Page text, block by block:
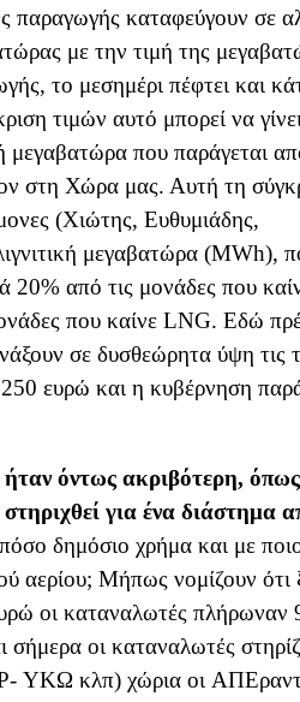
καταφεύγουν σε
με την τιμή της
το μεσημέρι πέφτει και
τιμών αυτό μπορεί να
μεγαβατώρα που παράγεται
στη Χώρα μας. Αυτή τη
(Χιώτης, Ευθυμιάδης,
μεγαβατώρα (MWh),
20% από τις μονάδες που
που καίνε LNG. Εδώ
σε δυσθεώρητα ύψη τις
ευρώ και η κυβέρνηση
όντως ακριβότερη, όπως
για ένα διάστημα
δημόσιο χρήμα και με
αερίου; Μήπως νομίζουν ότι
οι καταναλωτές πλήρωναν
οι καταναλωτές
κλπ) χώρια οι